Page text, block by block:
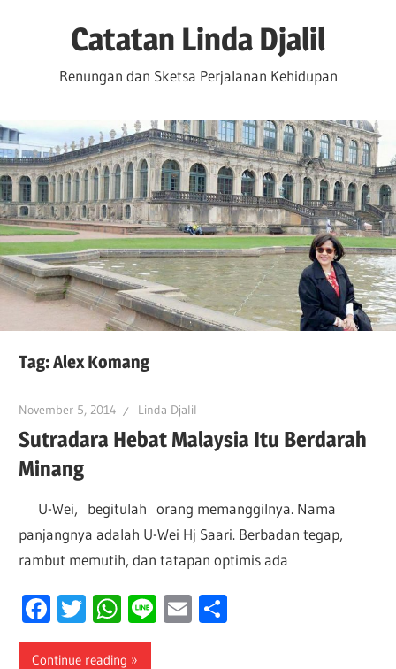
Catatan Linda Djalil
Renungan dan Sketsa Perjalanan Kehidupan
Tag:Alex Komang
November 5, 2014 Linda Djalil
Sutradara Hebat Malaysia Itu Berdarah
Minang
U-Wei, begitulah orang memanggilnya. Nama
panjangnya adalah U-Wei Hj Saari. Berbadan tegap,
rambut memutih, dan tatapan optimis ada
Facebook
Twitter
WhatsApp
LineEmail
Continue reading